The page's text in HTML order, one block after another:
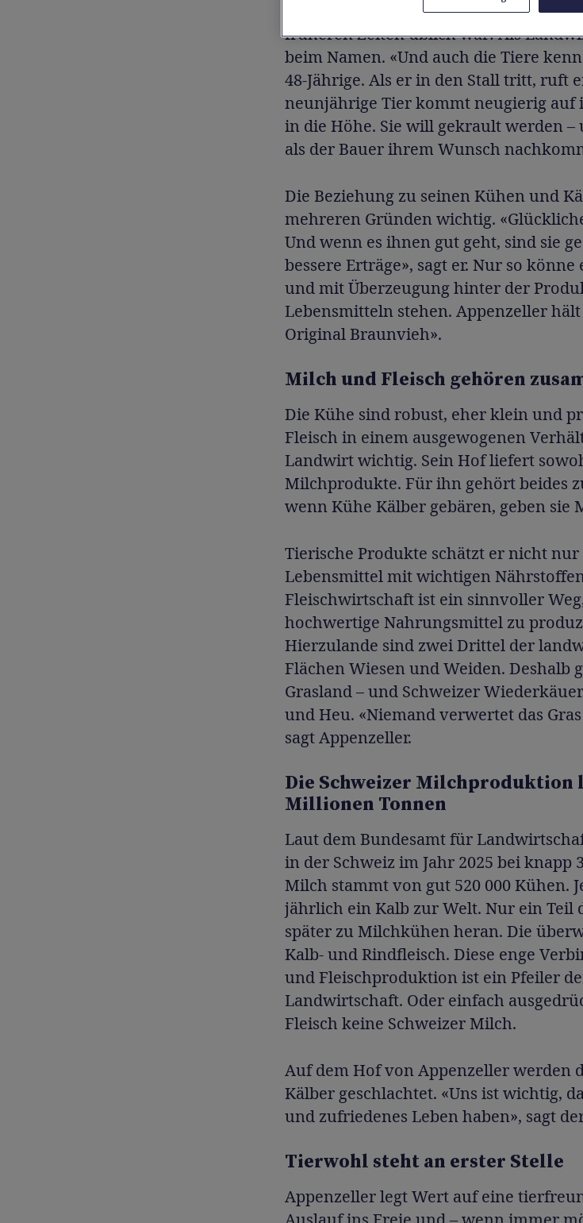
er über drei Dutzend Namen lernen.
früheren Zeiten üblich war: Als
beim Namen. «Und auch die Tiere
48-Jährige. Als er in den Stall tritt, ruft
neunjährige Tier kommt neugierig auf
in die Höhe. Sie will gekrault werden –
als der Bauer ihrem Wunsch
Die Beziehung zu seinen Kühen und
mehreren Gründen wichtig.
Und wenn es ihnen gut geht, sind sie
bessere Erträge», sagt er. Nur so
und mit Überzeugung hinter der
Lebensmitteln stehen. Appenzeller hält
Original Braunvieh».
Milch und Fleisch gehören
Die Kühe sind robust, eher klein und
Fleisch in einem ausgewogenen
Landwirt wichtig. Sein Hof liefert
Milchprodukte. Für ihn gehört beides
wenn Kühe Kälber gebären, geben sie
Tierische Produkte schätzt er nicht
Lebensmittel mit wichtigen
Fleischwirtschaft ist ein sinnvoller
hochwertige Nahrungsmittel zu
Hierzulande sind zwei Drittel der
Flächen Wiesen und Weiden. Deshalb
Grasland – und Schweizer
und Heu. «Niemand verwertet das
sagt Appenzeller.
Die Schweizer Milchproduktion
Millionen Tonnen
Laut dem Bundesamt für
in der Schweiz im Jahr 2025 bei knapp
Milch stammt von gut 520 000 Kühen.
jährlich ein Kalb zur Welt. Nur ein Teil
später zu Milchkühen heran. Die
Kalb- und Rindfleisch. Diese enge
und Fleischproduktion ist ein Pfeiler
Landwirtschaft. Oder einfach
Fleisch keine Schweizer Milch.
Auf dem Hof von Appenzeller werden
Kälber geschlachtet. «Uns ist wichtig,
und zufriedenes Leben haben», sagt
Tierwohl steht an erster Stelle
Appenzeller legt Wert auf eine